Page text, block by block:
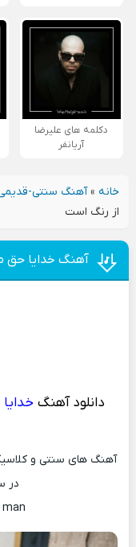
دکلمه های علیرضا
آریانفر
خانه»آهنگ سنتی-
از رنگ است
آهنگ خدایا حق
دانلود آهنگ
آهنگ های سنتی و
در